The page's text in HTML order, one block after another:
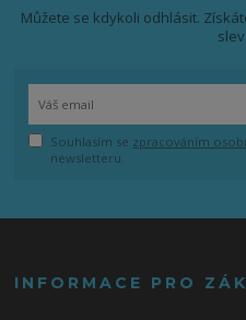
Můžete se kdykoli odhlásit.
Souhlasím se zpracováním
newsletteru.
INFORMACE PRO